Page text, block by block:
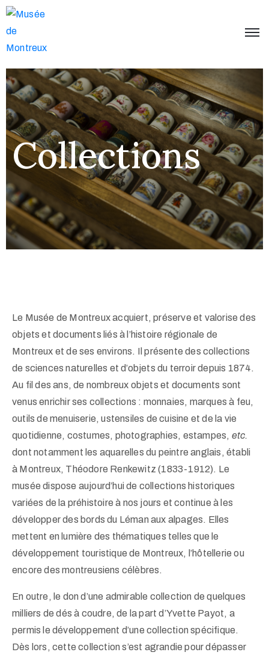
Musée
Expositions
Événements
Collections
Infos
et
contact
+41
(0)21
963
53
info@museemontreux.ch
Collections
Le Musée de Montreux acquiert, préserve et valorise des
objets et documents liés à l’histoire régionale de
Montreux et de ses environs. Il présente des collections
de sciences naturelles et d’objets du terroir depuis 1874.
Au fil des ans, de nombreux objets et documents sont
venus enrichir ses collections : monnaies, marques à feu,
outils de menuiserie, ustensiles de cuisine et de la vie
quotidienne, costumes, photographies, estampes, etc.
dont notamment les aquarelles du peintre anglais, établi
à Montreux, Théodore Renkewitz (1833-1912). Le
musée dispose aujourd’hui de collections historiques
variées de la préhistoire à nos jours et continue à les
développer des bords du Léman aux alpages. Elles
mettent en lumière des thématiques telles que le
développement touristique de Montreux, l’hôtellerie ou
encore des montreusiens célèbres.
En outre, le don d’une admirable collection de quelques
milliers de dés à coudre, de la part d’Yvette Payot, a
permis le développement d’une collection spécifique.
Dès lors, cette collection s’est agrandie pour dépasser